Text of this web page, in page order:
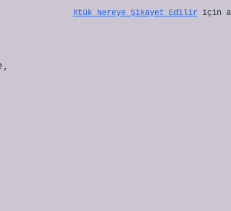
Rtük Nereye Şikayet Edilir için